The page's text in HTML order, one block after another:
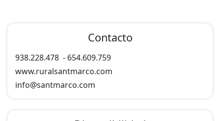
Contacto
938.228.478 - 654.609.759
www.ruralsantmarco.com
info@santmarco.com